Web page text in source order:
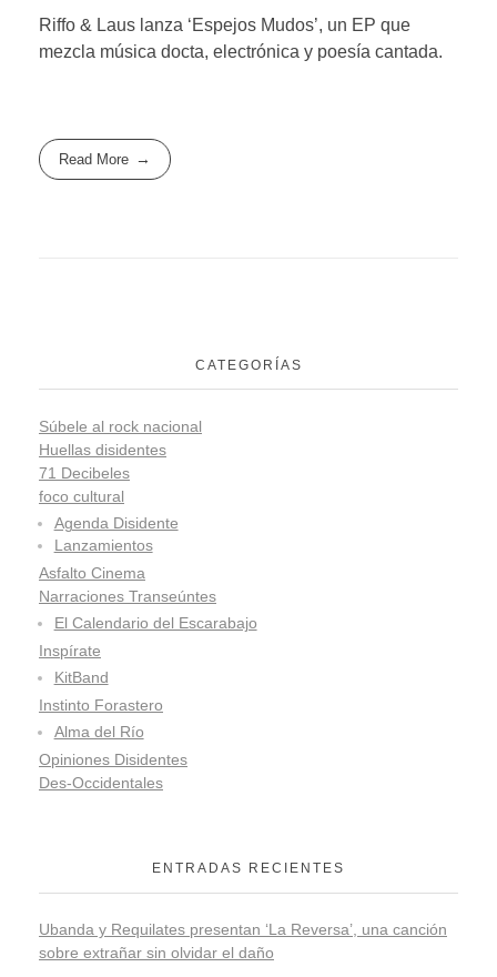
Riffo & Laus lanza ‘Espejos Mudos’, un EP que
mezcla música docta, electrónica y poesía cantada.
Read More
CATEGORÍAS
Súbele al rock nacional
Huellas disidentes
71 Decibeles
foco cultural
Agenda Disidente
Lanzamientos
Asfalto Cinema
Narraciones Transeúntes
El Calendario del Escarabajo
Inspírate
KitBand
Instinto Forastero
Alma del Río
Opiniones Disidentes
Des-Occidentales
ENTRADAS RECIENTES
Ubanda y Requilates presentan ‘La Reversa’, una canción
sobre extrañar sin olvidar el daño